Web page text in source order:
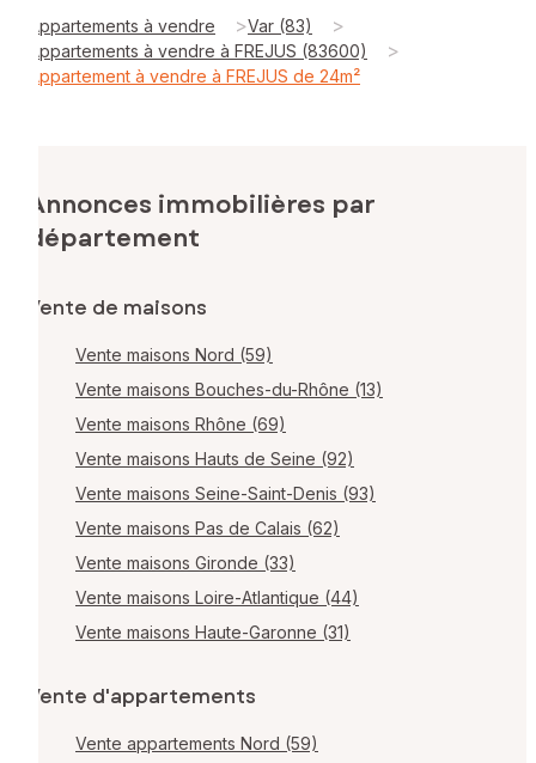
Appartements à vendre >Var (83) >
Appartements à vendre à FREJUS (83600) >
Appartement à vendre à FREJUS de 24m²
Annonces immobilières par
département
Vente de maisons
Vente maisons Nord (59)
Vente maisons Bouches-du-Rhône (13)
Vente maisons Rhône (69)
Vente maisons Hauts de Seine (92)
Vente maisons Seine-Saint-Denis (93)
Vente maisons Pas de Calais (62)
Vente maisons Gironde (33)
Vente maisons Loire-Atlantique (44)
Vente maisons Haute-Garonne (31)
Vente d'appartements
Vente appartements Nord (59)